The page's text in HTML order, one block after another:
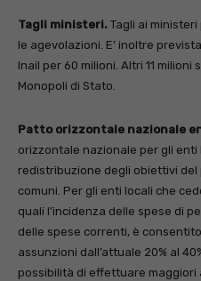
Tagli ministeri. Tagli ai
le agevolazioni. E’ inoltre
Inail per 60 milioni. Altri 11
Monopoli di Stato.
Patto orizzontale nazionale
orizzontale nazionale per gli
redistribuzione degli obiettivi
comuni. Per gli enti locali che
quali l’incidenza delle spese di
delle spese correnti, è
assunzioni dall’attuale 20% al
possibilità di effettuare maggiori